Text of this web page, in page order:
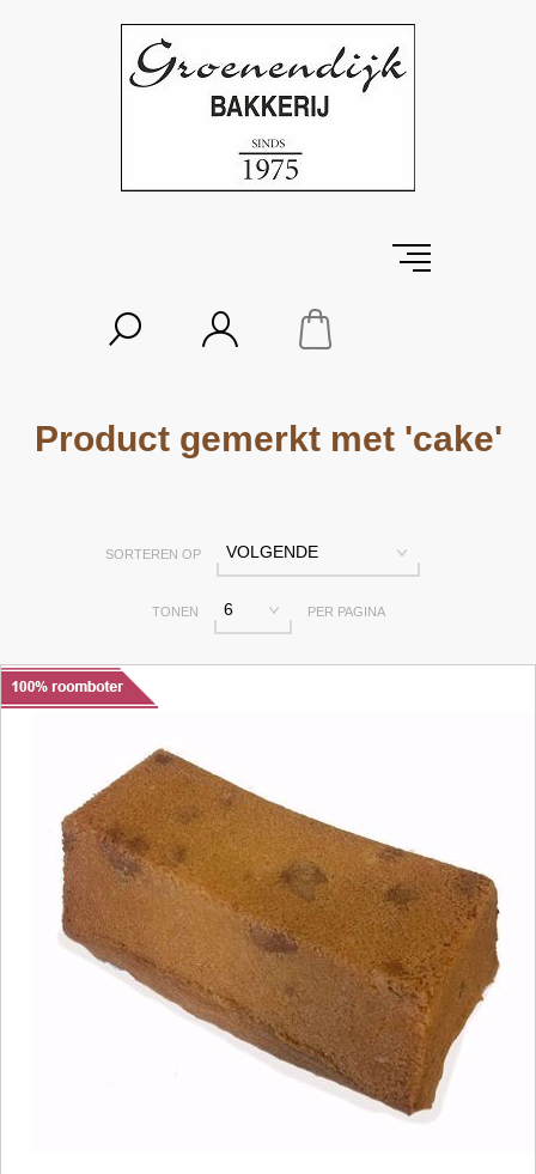
Product gemerkt met 'cake'
SORTEREN OP VOLGENDE
TONEN 6 PER PAGINA